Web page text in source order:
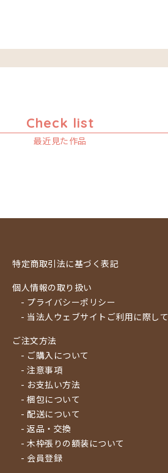
Check list
最近見た作品
特定商取引法に基づく表記
個人情報の取り扱い
- プライバシーポリシー
- 当法人ウェブサイトご利用に際して
ご注文方法
- ご購入について
- 注意事項
- お支払い方法
- 梱包について
- 配送について
- 返品・交換
- 木枠張りの額装について
- 会員登録